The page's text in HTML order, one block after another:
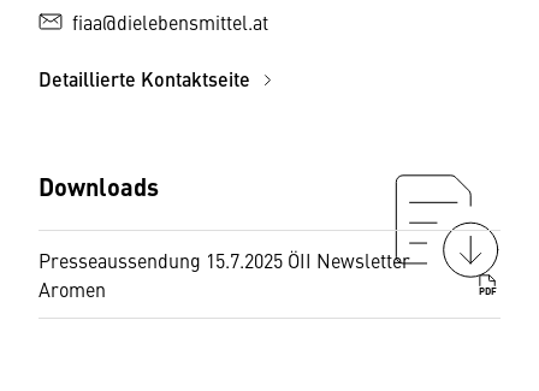
fiaa@dielebensmittel.at
Detaillierte Kontaktseite
Downloads
Presseaussendung 15.7.2025 ÖII Newsletter
Aromen
PDF